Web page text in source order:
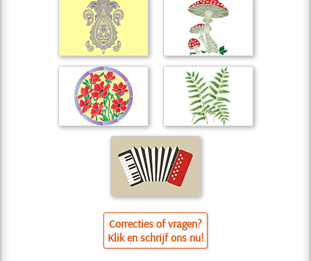
Correcties of vragen?
Klik en schrijf ons nu!